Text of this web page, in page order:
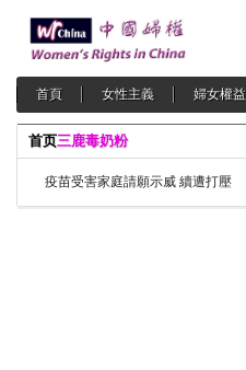
首頁 女性主義 婦女權益
首页三鹿毒奶粉
疫苗受害家庭請願示威 續遭打壓